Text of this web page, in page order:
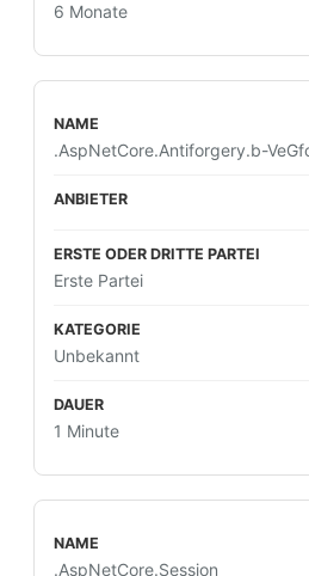
6 Monate
.AspNetCore.Antiforgery.b-
Erste Partei
Unbekannt
1 Minute
.AspNetCore.Session